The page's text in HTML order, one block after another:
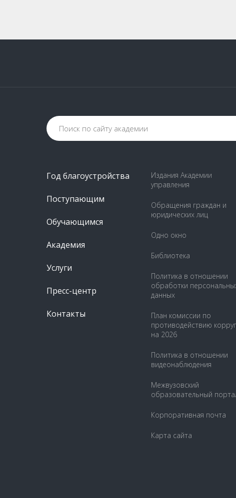
Год благоустройства
Поступающим
Обучающимся
Академия
Услуги
Пресс-центр
Контакты
Издания Академии
управления
Обращения граждан и
юридических лиц
Одно окно
Библиотека
Политика в отношении
обработки
данных
План комиссии по
противодействию
на 2026
Политика в отношении
видеонаблюдения
Межвузовский
образовательный
Корпоративная почта
Карта сайта